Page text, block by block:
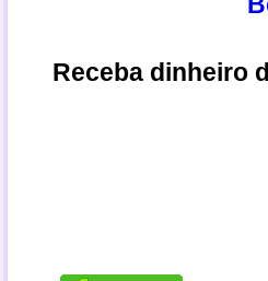
Receba dinheiro